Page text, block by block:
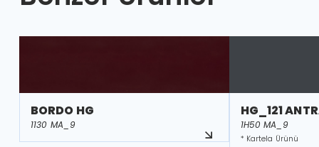
BORDO HG
1130 MA_9
HG_121
1H50 MA_9
* Kartela Ürünü